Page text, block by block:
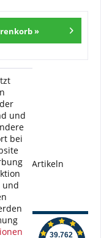
»
Artikeln
und
bei
und